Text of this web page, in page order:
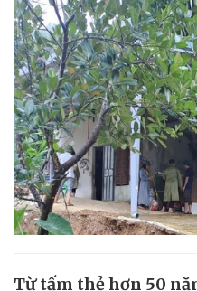
Từ tấm thẻ hơn 50